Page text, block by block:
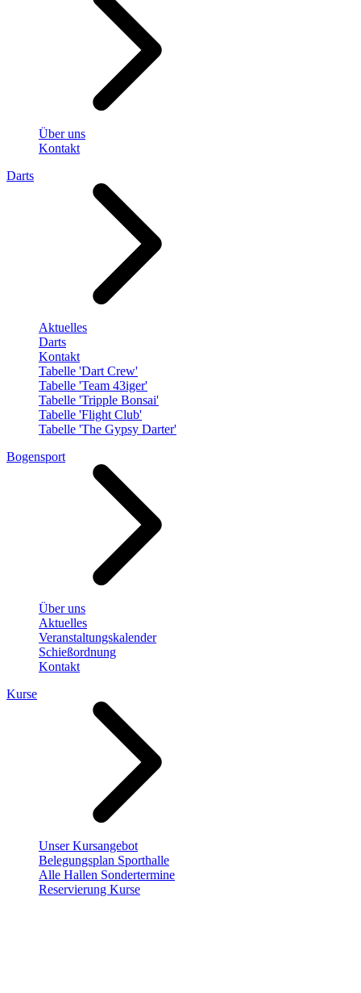
Über uns
Kontakt
Darts
Aktuelles
Darts
Kontakt
Tabelle 'Dart Crew'
Tabelle 'Team 43iger'
Tabelle 'Tripple Bonsai'
Tabelle 'Flight Club'
Tabelle 'The Gypsy Darter'
Bogensport
Über uns
Aktuelles
Veranstaltungskalender
Schießordnung
Kontakt
Kurse
Unser Kursangebot
Belegungsplan Sporthalle
Alle Hallen Sondertermine
Reservierung Kurse